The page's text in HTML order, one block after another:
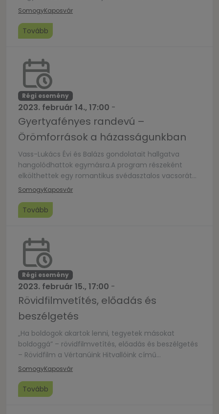
amikor a várva várt áldás nem érkezik.Csalódás,
hónapra?Mégis, merre menjünk tovább?Ki vagy mi
tudna valóban segíteni?Ezeket a kérdéseket járja
fórumbeszélgetés, melynek második […]
SomogyKaposvár
Tovább
Régi esemény
2023. február 14., 17:00 -
Gyertyafényes randevú –
Örömforrások a házasságunkban
Vass-Lukács Évi és Balázs gondolatait hallgatva
hangolódhattok egymásra.A program részeként
elkölthettek egy romantikus svédasztalos vacsorát
kettesben, melyet 5500 Ft/fő áron vehettek
házasoknak szól.
SomogyKaposvár
Tovább
Régi esemény
2023. február 15., 17:00 -
Rövidfilmvetítés, előadás és
beszélgetés
„Ha boldogok akartok lenni, tegyetek másokat
boldoggá” – rövidfilmvetítés, előadás és beszélgetés
– Rövidfilm a Vértanúink Hitvallóink című
filmsorozatból: Boldog Dr. Batthyány Strattmann
boldoggá avatottról– Batthyány-Schmidt Margit
előadása és beszélgetés a boldoggá avatott
SomogyKaposvár
Tovább